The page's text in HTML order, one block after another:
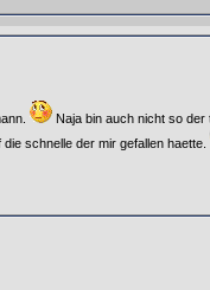
Naja bin auch nicht so
schnelle der mir gefallen haette.